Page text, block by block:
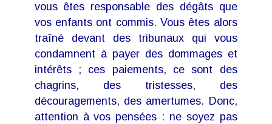
vous êtes responsable des dégâts que
vos enfants ont commis. Vous êtes alors
traîné devant des tribunaux qui vous
condamnent à payer des dommages et
intérêts ; ces paiements, ce sont des
chagrins, des tristesses, des
découragements, des amertumes. Donc,
attention à vos pensées : ne soyez pas